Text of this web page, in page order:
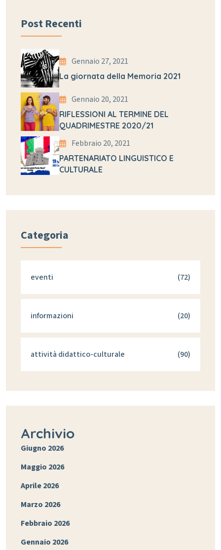
Post Recenti
Gennaio 27, 2021
La giornata della Memoria 2021
Gennaio 20, 2021
RIFLESSIONI AL TERMINE DEL
QUADRIMESTRE 2020/21
Febbraio 20, 2021
PARTENARIATO LINGUISTICO E
CULTURALE
Categoria
eventi (72)
informazioni (20)
attività didattico-culturale (90)
Archivio
Giugno 2026
Maggio 2026
Aprile 2026
Marzo 2026
Febbraio 2026
Gennaio 2026